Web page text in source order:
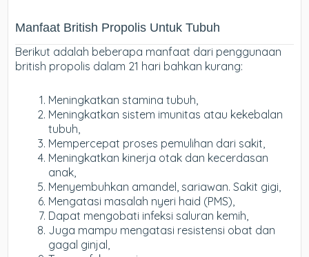
Manfaat British Propolis Untuk Tubuh
Berikut adalah beberapa manfaat dari penggunaan
british propolis dalam 21 hari bahkan kurang:
Meningkatkan stamina tubuh,
Meningkatkan sistem imunitas atau kekebalan
tubuh,
Mempercepat proses pemulihan dari sakit,
Meningkatkan kinerja otak dan kecerdasan
anak,
Menyembuhkan amandel, sariawan. Sakit gigi,
Mengatasi masalah nyeri haid (PMS),
Dapat mengobati infeksi saluran kemih,
Juga mampu mengatasi resistensi obat dan
gagal ginjal,